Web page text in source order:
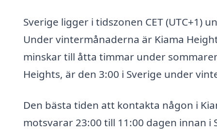
Sverige ligger i tidszonen CET (UTC+1)
Under vintermånaderna är Kiama
minskar till åtta timmar under
Heights, är den 3:00 i Sverige under
Den bästa tiden att kontakta någon i
motsvarar 23:00 till 11:00 dagen innan